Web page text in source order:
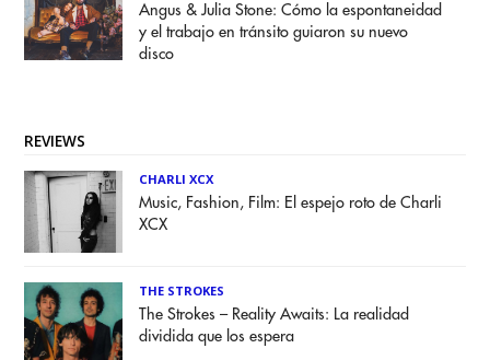
Angus & Julia Stone: Cómo la espontaneidad
y el trabajo en tránsito guiaron su nuevo
disco
REVIEWS
CHARLI XCX
Music, Fashion, Film: El espejo roto de Charli
XCX
THE STROKES
The Strokes – Reality Awaits: La realidad
dividida que los espera